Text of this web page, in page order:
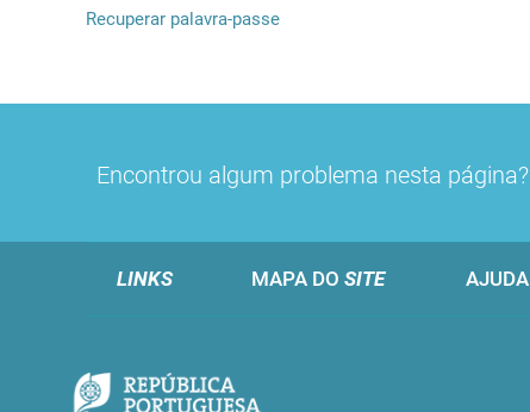
Recuperar palavra-passe
Encontrou algum problema nesta página?
LINKS MAPA DO SITE AJUDA